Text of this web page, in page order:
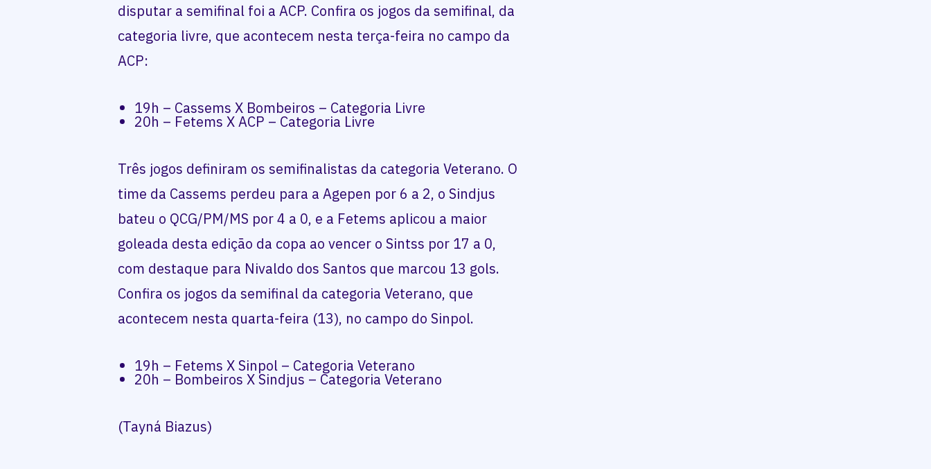
disputar a semifinal foi a ACP. Confira os jogos da semifinal, da
categoria livre, que acontecem nesta terça-feira no campo da
ACP:
19h – Cassems X Bombeiros – Categoria Livre
20h – Fetems X ACP – Categoria Livre
Três jogos definiram os semifinalistas da categoria Veterano. O
time da Cassems perdeu para a Agepen por 6 a 2, o Sindjus
bateu o QCG/PM/MS por 4 a 0, e a Fetems aplicou a maior
goleada desta edição da copa ao vencer o Sintss por 17 a 0,
com destaque para Nivaldo dos Santos que marcou 13 gols.
Confira os jogos da semifinal da categoria Veterano, que
acontecem nesta quarta-feira (13), no campo do Sinpol.
19h – Fetems X Sinpol – Categoria Veterano
20h – Bombeiros X Sindjus – Categoria Veterano
(Tayná Biazus)